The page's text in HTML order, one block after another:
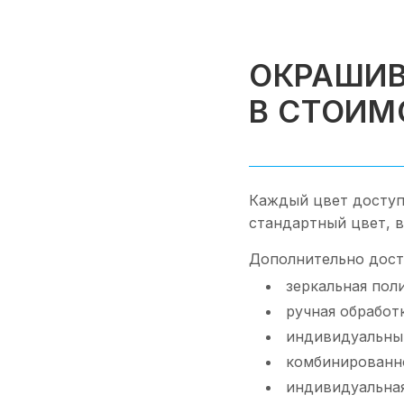
В
Каждый цвет
стандартный цвет,
Дополнительно
зеркальная
ручная